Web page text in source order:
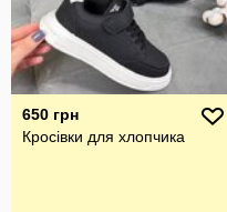
650 грн
Кросівки для хлопчика